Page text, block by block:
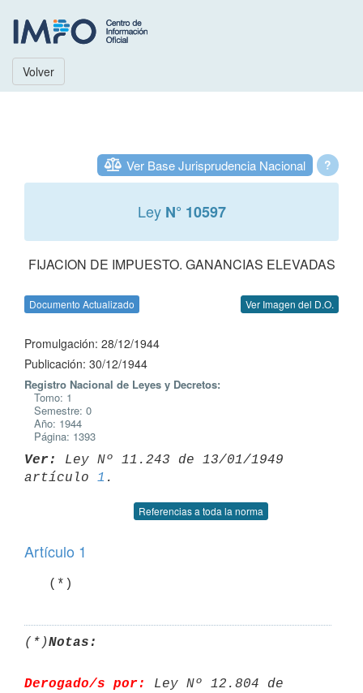
Volver
?
Ver Base Jurisprudencia Nacional
Ley N° 10597
FIJACION DE IMPUESTO. GANANCIAS ELEVADAS
Documento Actualizado Ver Imagen del D.O.
Promulgación: 28/12/1944
Publicación: 30/12/1944
Registro Nacional de Leyes y Decretos:
Tomo: 1
Semestre: 0
Año: 1944
Página: 1393
Ver:
Ley Nº 11.243 de 13/01/1949
artículo 1
Referencias a toda la norma
Artículo 1
(*)Notas:
Derogado/s por:
Ley Nº 12.804 de